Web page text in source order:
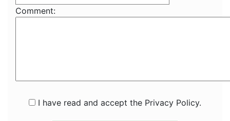
Comment:
I have read and accept the Privacy Policy.